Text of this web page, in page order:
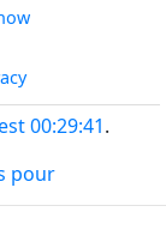
00:29:41.
pour